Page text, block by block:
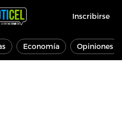
Inscribirse
Economía Opiniones